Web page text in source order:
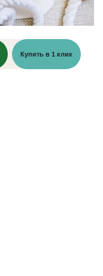
Купить в 1 клик